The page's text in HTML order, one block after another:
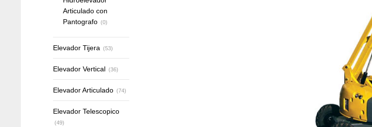
Articulado con
Pantografo (0)
Elevador Tijera (53)
Elevador Vertical (36)
Elevador Articulado (74)
Elevador Telescopico
(49)